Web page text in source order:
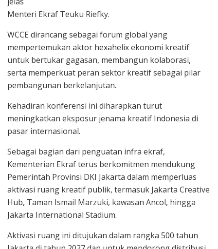
Menteri Ekraf Teuku Riefky.
WCCE dirancang sebagai forum global yang
mempertemukan aktor hexahelix ekonomi kreatif
untuk bertukar gagasan, membangun kolaborasi,
serta memperkuat peran sektor kreatif sebagai pilar
pembangunan berkelanjutan.
Kehadiran konferensi ini diharapkan turut
meningkatkan eksposur jenama kreatif Indonesia di
pasar internasional.
Sebagai bagian dari penguatan infra ekraf,
Kementerian Ekraf terus berkomitmen mendukung
Pemerintah Provinsi DKI Jakarta dalam memperluas
aktivasi ruang kreatif publik, termasuk Jakarta Creative
Hub, Taman Ismail Marzuki, kawasan Ancol, hingga
Jakarta International Stadium.
Aktivasi ruang ini ditujukan dalam rangka 500 tahun